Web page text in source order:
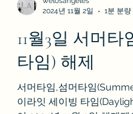
2024년 11월 2일
1분 분량
11월3일 서머타
타임) 해제
서머타임,섬머타임